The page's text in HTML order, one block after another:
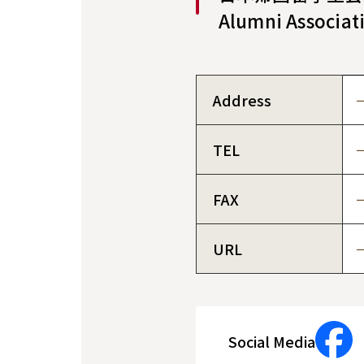
Alumni
Address
TEL
FAX
URL
Social Media